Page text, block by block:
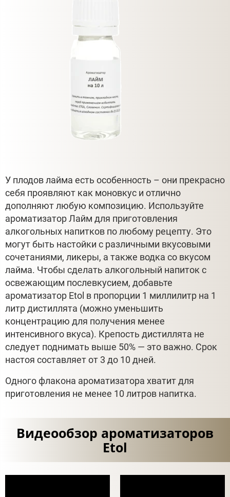
У плодов лайма есть особенность – они прекрасно
себя проявляют как моновкус и отлично
дополняют любую композицию. Используйте
ароматизатор Лайм для приготовления
алкогольных напитков по любому рецепту. Это
могут быть настойки с различными вкусовыми
сочетаниями, ликеры, а также водка со вкусом
лайма. Чтобы сделать алкогольный напиток с
освежающим послевкусием, добавьте
ароматизатор Etol в пропорции 1 миллилитр на 1
литр дистиллята (можно уменьшить
концентрацию для получения менее
интенсивного вкуса). Крепость дистиллята не
следует поднимать выше 50% — это важно. Срок
настоя составляет от 3 до 10 дней.
Одного флакона ароматизатора хватит для
приготовления не менее 10 литров напитка.
Видеообзор ароматизаторов
Etol